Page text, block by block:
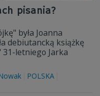
pisania?
była Joanna
debiutancką książkę
31-letniego Jarka
POLSKA